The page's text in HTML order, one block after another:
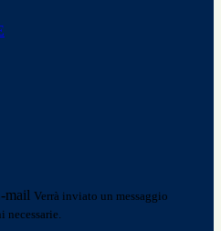
mail Verrà inviato un messaggio